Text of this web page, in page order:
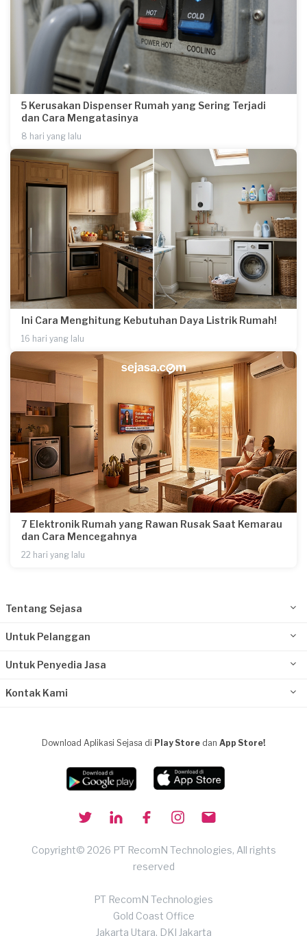
5 Kerusakan Dispenser Rumah yang Sering Terjadi
dan Cara Mengatasinya
8 hari yang lalu
Ini Cara Menghitung Kebutuhan Daya Listrik Rumah!
16 hari yang lalu
7 Elektronik Rumah yang Rawan Rusak Saat Kemarau
dan Cara Mencegahnya
22 hari yang lalu
Tentang Sejasa
Untuk Pelanggan
Untuk Penyedia Jasa
Kontak Kami
Download Aplikasi Sejasa di Play Store dan App Store!
Copyright© 2026 PT RecomN Technologies, All rights
reserved
PT RecomN Technologies
Gold Coast Office
Jakarta Utara, DKI Jakarta